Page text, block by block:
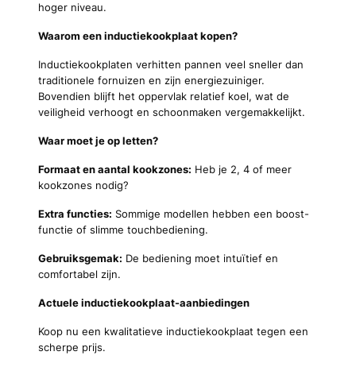
hoger niveau.
Waarom een inductiekookplaat kopen?
Inductiekookplaten verhitten pannen veel sneller dan
traditionele fornuizen en zijn energiezuiniger.
Bovendien blijft het oppervlak relatief koel, wat de
veiligheid verhoogt en schoonmaken vergemakkelijkt.
Waar moet je op letten?
Formaat en aantal kookzones: Heb je 2, 4 of meer
kookzones nodig?
Extra functies: Sommige modellen hebben een boost-
functie of slimme touchbediening.
Gebruiksgemak: De bediening moet intuïtief en
comfortabel zijn.
Actuele inductiekookplaat-aanbiedingen
Koop nu een kwalitatieve inductiekookplaat tegen een
scherpe prijs.